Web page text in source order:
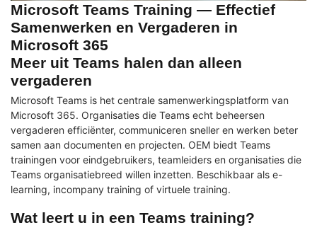
Microsoft Teams Training — Effectief
Samenwerken en Vergaderen in
Microsoft 365
Meer uit Teams halen dan alleen
vergaderen
Microsoft Teams is het centrale samenwerkingsplatform van
Microsoft 365. Organisaties die Teams echt beheersen
vergaderen efficiënter, communiceren sneller en werken beter
samen aan documenten en projecten. OEM biedt Teams
trainingen voor eindgebruikers, teamleiders en organisaties die
Teams organisatiebreed willen inzetten. Beschikbaar als e-
learning, incompany training of virtuele training.
Wat leert u in een Teams training?